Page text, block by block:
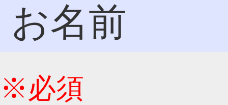
お名前
※必須